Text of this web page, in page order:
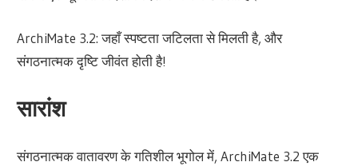
ArchiMate 3.2: जहाँ स्पष्टता जटिलता से मिलती है, और
संगठनात्मक दृष्टि जीवंत होती है!
सारांश
संगठनात्मक वातावरण के गतिशील भूगोल में, ArchiMate 3.2 एक